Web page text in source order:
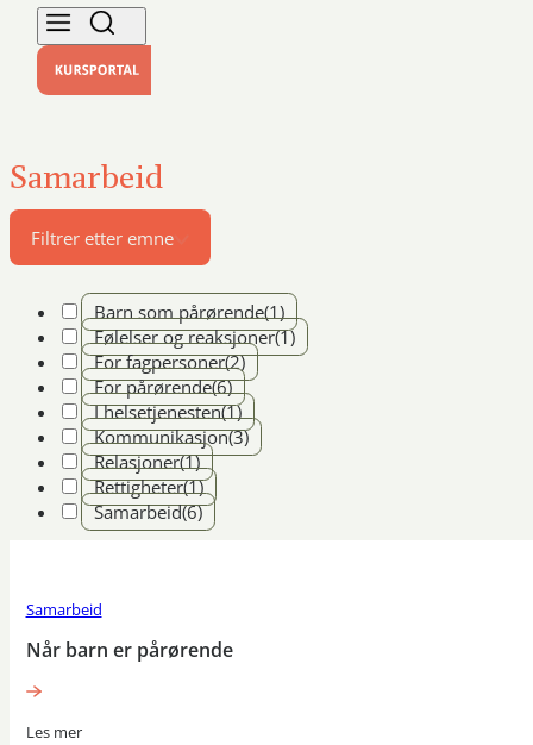
Samarbeid
Filtrer etter emne
Barn som pårørende(1)
Følelser og reaksjoner(1)
For fagpersoner(2)
For pårørende(6)
I helsetjenesten(1)
Kommunikasjon(3)
Relasjoner(1)
Rettigheter(1)
Samarbeid(6)
Samarbeid
Når barn er pårørende
Les mer